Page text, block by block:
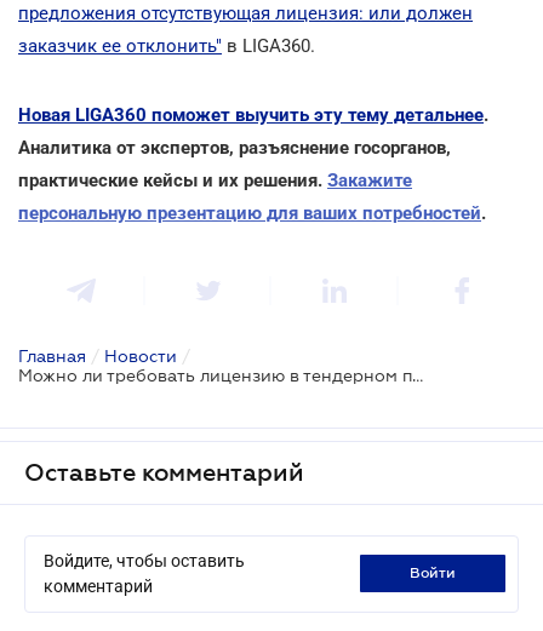
предложения отсутствующая лицензия: или должен
заказчик ее отклонить" в LIGA360.
Новая LIGA360 поможет выучить эту тему детальнее.
Аналитика от экспертов, разъяснение госорганов,
практические кейсы и их решения. Закажите
персональную презентацию для ваших потребностей.
Главная / Новости /
Можно ли требовать лицензию в тендерном предложении?
Оставьте комментарий
Войдите, чтобы оставить
комментарий
войти